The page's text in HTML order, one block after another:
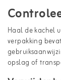
Haal de kachel
verpakking
opslag of